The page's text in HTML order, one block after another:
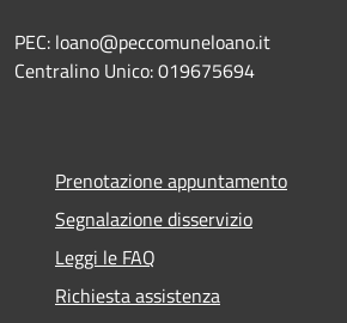
PEC: loano@peccomuneloano.it
Centralino Unico: 019675694
Prenotazione appuntamento
Segnalazione disservizio
Leggi le FAQ
Richiesta assistenza